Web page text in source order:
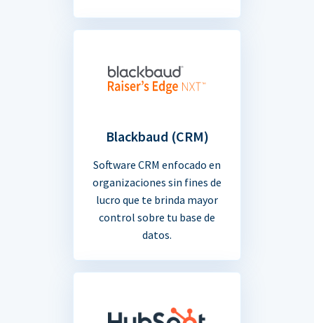
Blackbaud (CRM)
Software CRM enfocado en
organizaciones sin fines de
lucro que te brinda mayor
control sobre tu base de
datos.